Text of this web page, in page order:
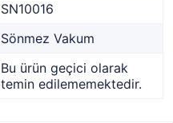
SN10016
Sönmez Vakum
Bu ürün geçici olarak
temin edilememektedir.